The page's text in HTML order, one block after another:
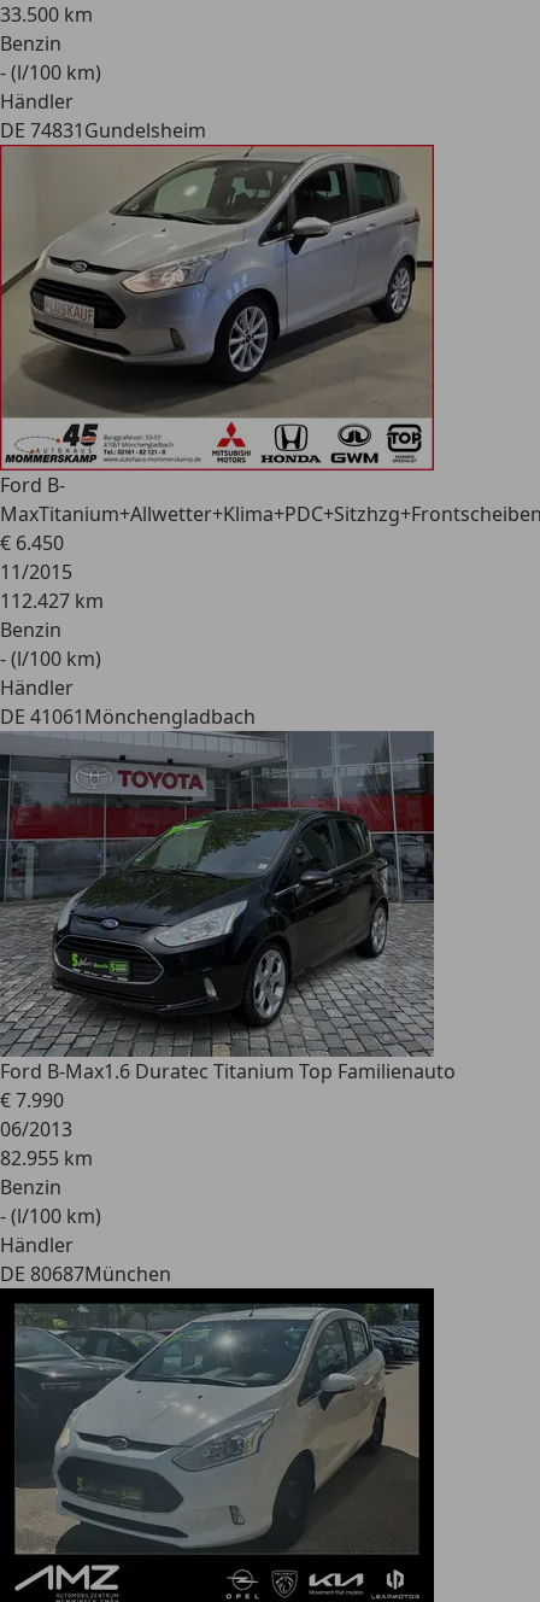
33.500 km
Benzin
- (l/100 km)
Händler
DE 74831Gundelsheim
Ford B-
Max
€ 6.450
11/2015
112.427 km
Benzin
- (l/100 km)
Händler
DE 41061Mönchengladbach
Ford B-Max1.6 Duratec Titanium Top Familienauto
€ 7.990
06/2013
82.955 km
Benzin
- (l/100 km)
Händler
DE 80687München